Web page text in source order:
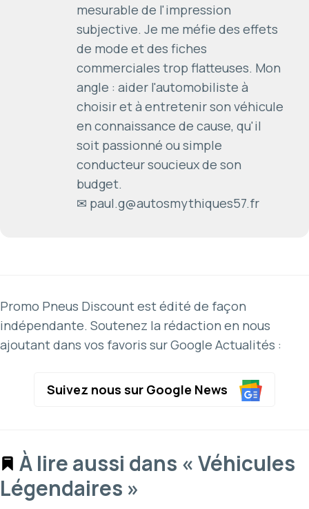
mesurable de l'impression
subjective. Je me méfie des effets
de mode et des fiches
commerciales trop flatteuses. Mon
angle : aider l'automobiliste à
choisir et à entretenir son véhicule
en connaissance de cause, qu'il
soit passionné ou simple
conducteur soucieux de son
budget.
✉ paul.g@autosmythiques57.fr
Promo Pneus Discount est édité de façon
indépendante. Soutenez la rédaction en nous
ajoutant dans vos favoris sur Google Actualités :
Suivez nous sur Google News
À lire aussi dans « Véhicules
Légendaires »